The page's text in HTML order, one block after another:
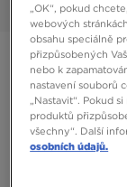
Vybrané: Lacoste
„OK“, pokud
webových
obsahu speciálně
přizpůsobených
nebo k
nastavení souborů
„Nastavit“. Pokud
produktů
všechny“. Další
osobních údajů.